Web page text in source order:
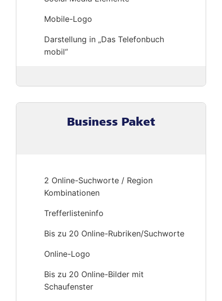
Mobile-Logo
Darstellung in „Das Telefonbuch
mobil“
Business Paket
2 Online-Suchworte / Region
Kombinationen
Trefferlisteninfo
Bis zu 20 Online-Rubriken/Suchworte
Online-Logo
Bis zu 20 Online-Bilder mit
Schaufenster